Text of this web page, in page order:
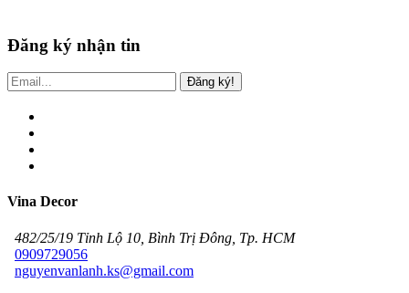
Đăng ký nhận tin
Đăng ký!
Vina Decor
482/25/19 Tỉnh Lộ 10, Bình Trị Đông, Tp. HCM
0909729056
nguyenvanlanh.ks@gmail.com